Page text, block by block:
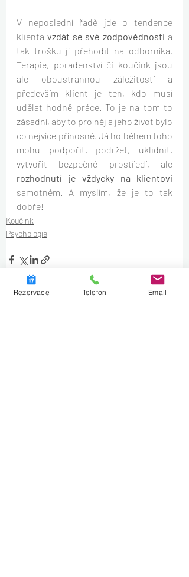
V neposlední řadě jde o tendence
klienta vzdát se své zodpovědnosti a
tak trošku jí přehodit na odborníka.
Terapie, poradenství či koučink jsou
ale oboustrannou záležitostí a
především klient je ten, kdo musí
udělat hodně práce. To je na tom to
zásadní, aby to pro něj a jeho život bylo
co nejvíce přínosné. Já ho během toho
mohu podpořit, podržet, uklidnit,
rozhodnutí je vždycky na klientovi
samotném. A myslím, že je to tak
dobře!
Koučink
Psychologie
Rezervace Telefon Email